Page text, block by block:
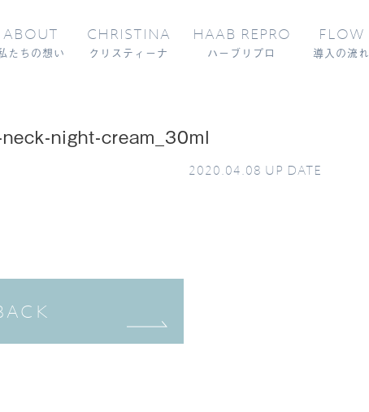
ABOUT
たちの想い
CHRISTINA
クリスティーナ
HAAB REPRO
ハーブリプロ
FLOW
導入の流れ
night-cream_30ml
2020.04.08 UP DATE